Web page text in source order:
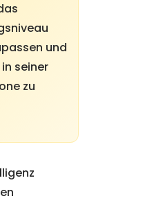
und
seiner
zu